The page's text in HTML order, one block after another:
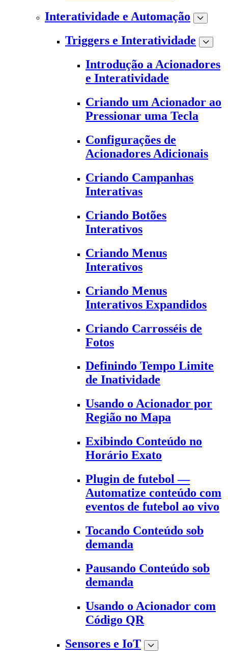
Interatividade e Automação
Triggers e Interatividade
Introdução a Acionadores
e Interatividade
Criando um Acionador ao
Pressionar uma Tecla
Configurações de
Acionadores Adicionais
Criando Campanhas
Interativas
Criando Botões
Interativos
Criando Menus
Interativos
Criando Menus
Interativos Expandidos
Criando Carrosséis de
Fotos
Definindo Tempo Limite
de Inatividade
Usando o Acionador por
Região no Mapa
Exibindo Conteúdo no
Horário Exato
Plugin de futebol —
Automatize conteúdo com
eventos de futebol ao vivo
Tocando Conteúdo sob
demanda
Pausando Conteúdo sob
demanda
Usando o Acionador com
Código QR
Sensores e IoT